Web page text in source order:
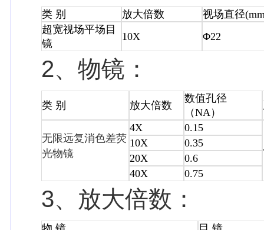
类 别 放大倍数
视场直径
超宽视场平场目
镜
10X Φ22
2、物镜：
类 别 放大倍数
数值孔径
（NA）
无限远复消色差荧
光物镜
4X
0.15
10X
0.35
20X
0.6
40X
0.75
3、放大倍数：